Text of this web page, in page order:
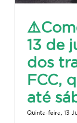
13 de
dos
FCC,
até
Quinta-feira, 13